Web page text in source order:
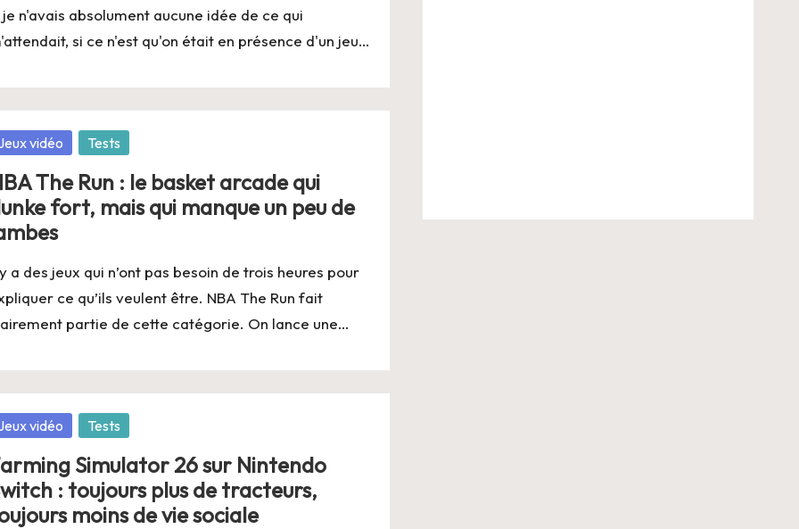
je n'avais absolument aucune idée de ce qui
si ce n'est qu'on était en présence d'un jeu…
vidéo Tests
The Run : le basket arcade qui
fort, mais qui manque un peu de
a des jeux qui n’ont pas besoin de trois heures pour
ce qu’ils veulent être. NBA The Run fait
partie de cette catégorie. On lance une…
vidéo Tests
Simulator 26 sur Nintendo
: toujours plus de tracteurs,
moins de vie sociale